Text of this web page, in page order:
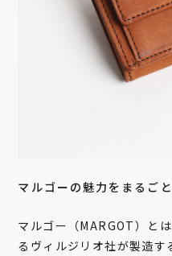
マルゴーの魅力をまるご
マルゴー（MARGOT）と
るヴィルジリオ社が製造